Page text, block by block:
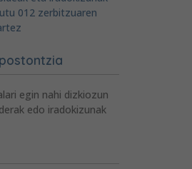
012 zerbitzuaren
egin nahi dizkiozun
edo iradokizunak